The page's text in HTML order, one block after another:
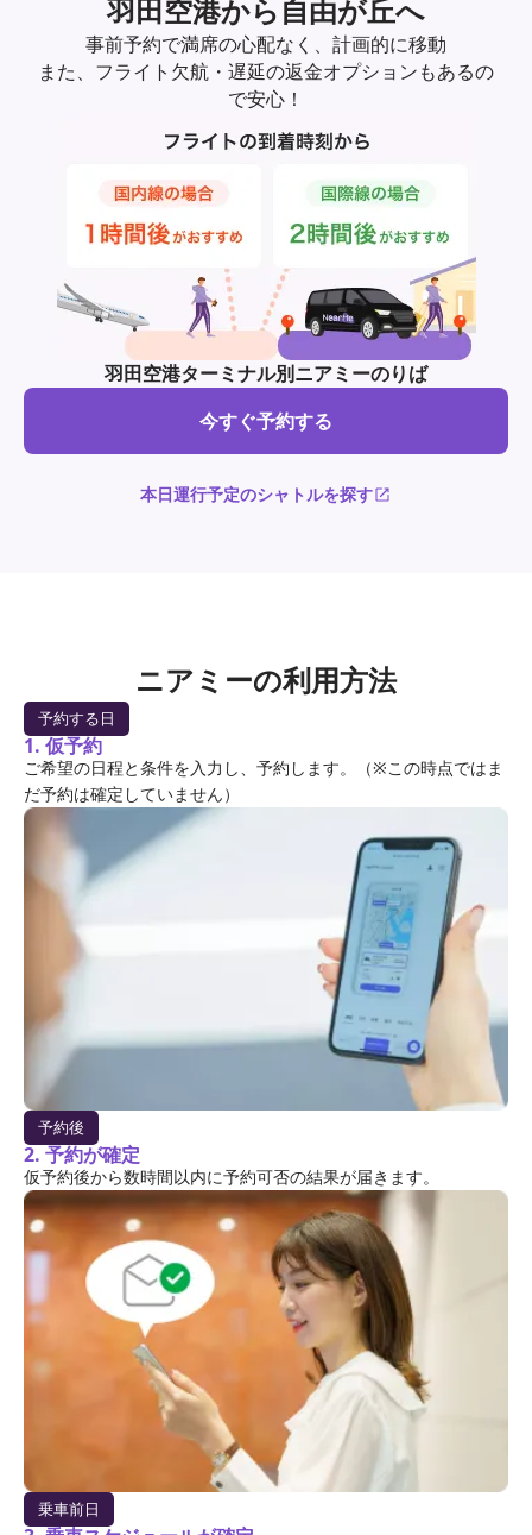
羽田空港から自由が丘へ
事前予約で満席の心配なく、計画的に移動
また、フライト欠航・遅延の返金オプションもあるの
で安心！
羽田空港ターミナル別ニアミーのりば
今すぐ予約する
本日運行予定のシャトルを探す
ニアミーの利用方法
予約する日
1. 仮予約
ご希望の日程と条件を入力し、予約します。（※この時点ではま
だ予約は確定していません）
予約後
2. 予約が確定
仮予約後から数時間以内に予約可否の結果が届きます。
乗車前日